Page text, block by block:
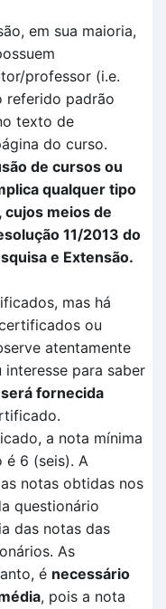
em sua maioria,
professor (i.e.
referido padrão
texto de
do curso.
de cursos ou
qualquer tipo
cujos meios de
11/2013 do
e Extensão.
mas há
ou
atentamente
para saber
será fornecida
a nota mínima
é 6 (seis). A
notas obtidas nos
questionário
das notas das
As
é necessário
, pois a nota